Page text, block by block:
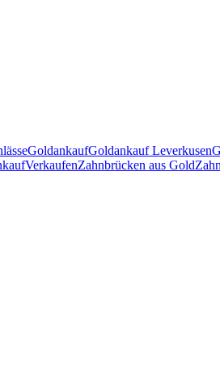
GoldankaufGoldankauf Leverkusen
VerkaufenZahnbrücken aus Gold